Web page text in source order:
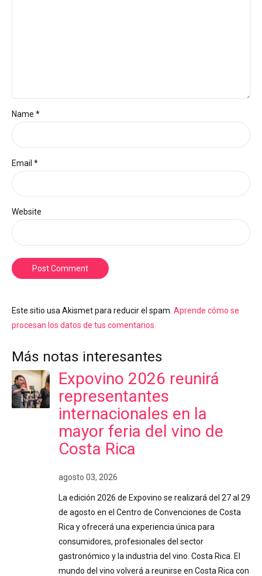
Name *
Email *
Website
Post Comment
Este sitio usa Akismet para reducir el spam. Aprende cómo se
procesan los datos de tus comentarios.
Más notas interesantes
Expovino 2026 reunirá
representantes
internacionales en la
mayor feria del vino de
Costa Rica
agosto 03, 2026
La edición 2026 de Expovino se realizará del 27 al 29
de agosto en el Centro de Convenciones de Costa
Rica y ofrecerá una experiencia única para
consumidores, profesionales del sector
gastronómico y la industria del vino. Costa Rica. El
mundo del vino volverá a reunirse en Costa Rica con